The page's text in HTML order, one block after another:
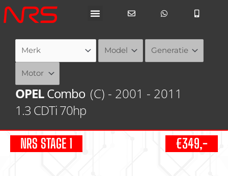
Ga
naar
OPELCombo (C) - 2001 - 2011
1.3 CDTi 70hp
NRS STAGE 1 €349,-